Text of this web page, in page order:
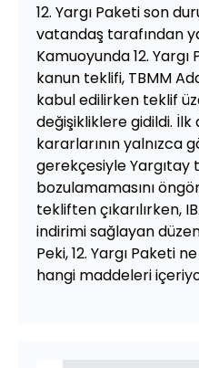
12. Yargı Paketi son
vatandaş tarafından
Kamuoyunda 12.
kanun teklifi, TBMM
kabul edilirken teklif
değişikliklere gidildi.
kararlarının yalnızca
gerekçesiyle Yargıtay
bozulamamasını
tekliften çıkarılırken,
indirimi sağlayan
Peki, 12. Yargı Paketi
hangi maddeleri